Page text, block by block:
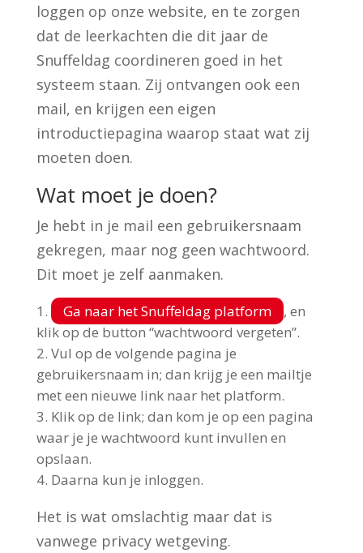
loggen op onze website, en te zorgen
dat de leerkachten die dit jaar de
Snuffeldag coordineren goed in het
systeem staan. Zij ontvangen ook een
mail, en krijgen een eigen
introductiepagina waarop staat wat zij
moeten doen.
Wat moet je doen?
Je hebt in je mail een gebruikersnaam
gekregen, maar nog geen wachtwoord.
Dit moet je zelf aanmaken.
Ga naar het Snuffeldag platform
, en
klik op de button “wachtwoord vergeten”.
Vul op de volgende pagina je
gebruikersnaam in; dan krijg je een mailtje
met een nieuwe link naar het platform.
Klik op de link; dan kom je op een pagina
waar je je wachtwoord kunt invullen en
opslaan.
Daarna kun je inloggen.
Het is wat omslachtig maar dat is
vanwege privacy wetgeving.